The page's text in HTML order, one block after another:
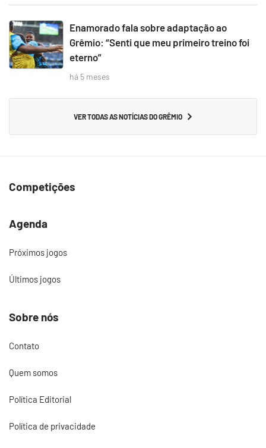
Enamorado fala sobre adaptação ao
Grêmio: “Senti que meu primeiro treino foi
eterno”
há 5 meses
VER TODAS AS NOTÍCIAS DO GRÊMIO
Competições
Agenda
Próximos jogos
Últimos jogos
Sobre nós
Contato
Quem somos
Política Editorial
Política de privacidade